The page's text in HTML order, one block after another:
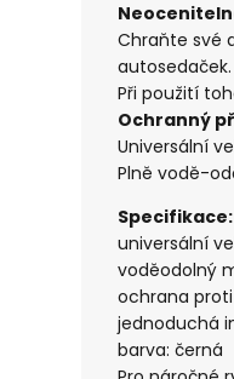
Chraňte své
autosedaček.
Při použití
Ochranný
Universální
Plně vodě-
Specifikace:
universální
voděodolný
ochrana
jednoduchá
barva: černá